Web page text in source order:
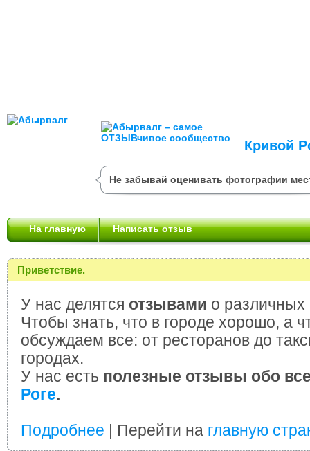
Кривой
Не забывай оценивать фотографии
На главную Написать отзыв
Приветствие.
У нас делятся отзывами о различных
Чтобы знать, что в городе хорошо, а
обсуждаем все: от ресторанов до
городах.
У нас есть полезные отзывы обо
Роге.
Подробнее | Перейти на главную